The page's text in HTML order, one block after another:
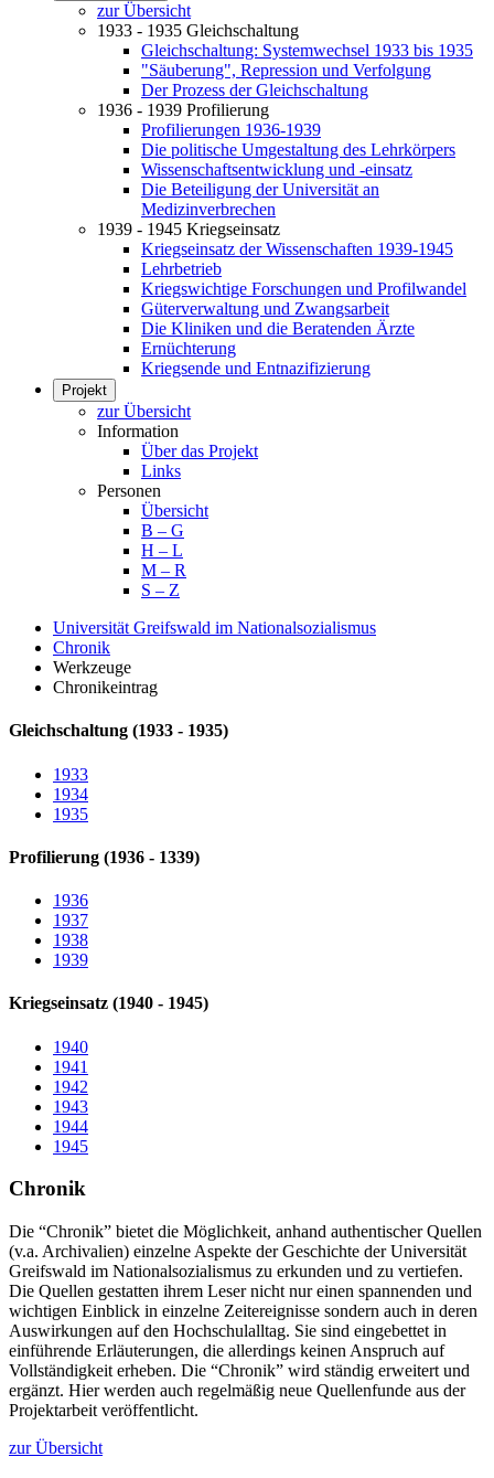
zur Übersicht
1933 - 1935 Gleichschaltung
Gleichschaltung: Systemwechsel 1933 bis 1935
"Säuberung", Repression und Verfolgung
Der Prozess der Gleichschaltung
1936 - 1939 Profilierung
Profilierungen 1936-1939
Die politische Umgestaltung des Lehrkörpers
Wissenschaftsentwicklung und -einsatz
Die Beteiligung der Universität an
Medizinverbrechen
1939 - 1945 Kriegseinsatz
Kriegseinsatz der Wissenschaften 1939-1945
Lehrbetrieb
Kriegswichtige Forschungen und Profilwandel
Güterverwaltung und Zwangsarbeit
Die Kliniken und die Beratenden Ärzte
Ernüchterung
Kriegsende und Entnazifizierung
Projekt
zur Übersicht
Information
Über das Projekt
Links
Personen
Übersicht
B – G
H – L
M – R
S – Z
Universität Greifswald im Nationalsozialismus
Chronik
Werkzeuge
Chronikeintrag
Gleichschaltung (1933 - 1935)
1933
1934
1935
Profilierung (1936 - 1339)
1936
1937
1938
1939
Kriegseinsatz (1940 - 1945)
1940
1941
1942
1943
1944
1945
Chronik
Die “Chronik” bietet die Möglichkeit, anhand authentischer Quellen
(v.a. Archivalien) einzelne Aspekte der Geschichte der Universität
Greifswald im Nationalsozialismus zu erkunden und zu vertiefen.
Die Quellen gestatten ihrem Leser nicht nur einen spannenden und
wichtigen Einblick in einzelne Zeitereignisse sondern auch in deren
Auswirkungen auf den Hochschulalltag. Sie sind eingebettet in
einführende Erläuterungen, die allerdings keinen Anspruch auf
Vollständigkeit erheben. Die “Chronik” wird ständig erweitert und
ergänzt. Hier werden auch regelmäßig neue Quellenfunde aus der
Projektarbeit veröffentlicht.
zur Übersicht